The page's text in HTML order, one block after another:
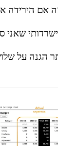
אם הירידה
שאני
הגנה על